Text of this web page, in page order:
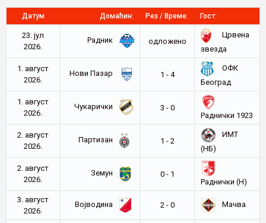
Датум Домаћин: Рез / Време: Гост:
23. јул
2026.
Радник oдложено
Црвена
звезда
1. август
2026.
Нови Пазар 1 - 4
ОФК
Београд
1. август
2026.
Чукарички
3 - 0
Раднички 1923
2. август
2026.
Партизан 1 - 2
ИМТ
(НБ)
2. август
2026.
Земун
0 - 1
Раднички (Н)
3. август
2026.
Војводина 2 - 0 Мачва